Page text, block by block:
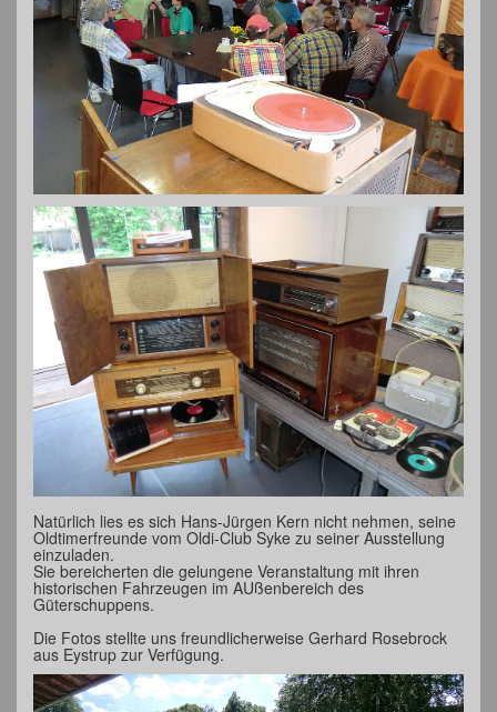
Natürlich lies es sich Hans-Jürgen Kern nicht nehmen, seine
Oldtimerfreunde vom Oldi-Club Syke zu seiner Ausstellung
einzuladen.
Sie bereicherten die gelungene Veranstaltung mit ihren
historischen Fahrzeugen im AUßenbereich des
Güterschuppens.
Die Fotos stellte uns freundlicherweise Gerhard Rosebrock
aus Eystrup zur Verfügung.